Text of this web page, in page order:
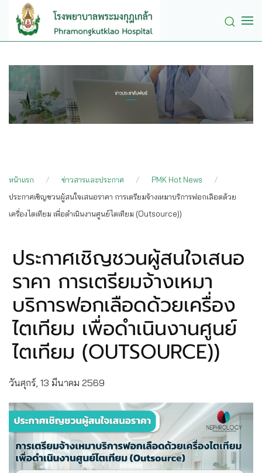
Skip to main content
หน้าแรก ข่าวสารและประกาศ
PMK Hot News
ประกาศเชิญชวนผู้สนใจเสนอราคา การเตรียมจ้างเหมาบริการฟอกเลือดด้วย
เครื่องไตเทียม เพื่อดำเนินงานศูนย์ไตเทียม (Outsource))
ประกาศเชิญชวนผู้สนใจเสนอ
ราคา การเตรียมจ้างเหมา
บริการฟอกเลือดด้วยเครื่อง
ไตเทียม เพื่อดำเนินงานศูนย์
ไตเทียม (OUTSOURCE))
วันศุกร์, 13 มีนาคม 2569